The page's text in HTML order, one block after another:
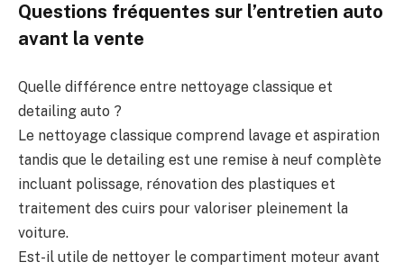
Questions fréquentes sur l’entretien auto
avant la vente
Quelle différence entre nettoyage classique et
detailing auto ?
Le nettoyage classique comprend lavage et aspiration
tandis que le detailing est une remise à neuf complète
incluant polissage, rénovation des plastiques et
traitement des cuirs pour valoriser pleinement la
voiture.
Est-il utile de nettoyer le compartiment moteur avant